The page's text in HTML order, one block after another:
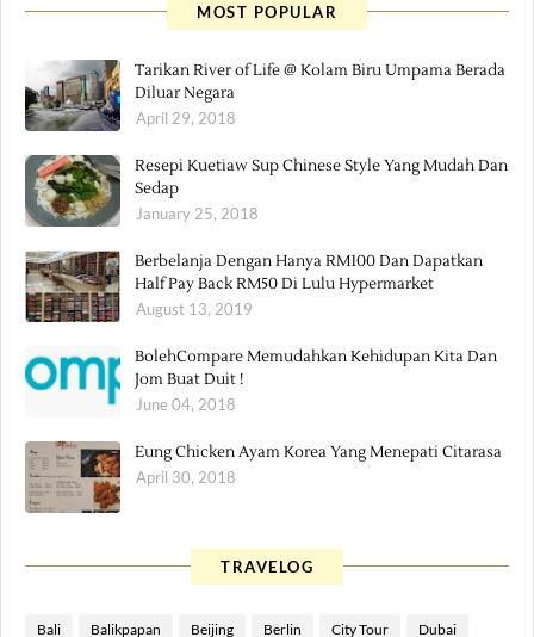
MOST POPULAR
Tarikan River of Life @ Kolam Biru Umpama Berada
Diluar Negara
April 29, 2018
Resepi Kuetiaw Sup Chinese Style Yang Mudah Dan
Sedap
January 25, 2018
Berbelanja Dengan Hanya RM100 Dan Dapatkan
Half Pay Back RM50 Di Lulu Hypermarket
August 13, 2019
BolehCompare Memudahkan Kehidupan Kita Dan
Jom Buat Duit !
June 04, 2018
Eung Chicken Ayam Korea Yang Menepati Citarasa
April 30, 2018
TRAVELOG
Bali Balikpapan Beijing Berlin City Tour Dubai